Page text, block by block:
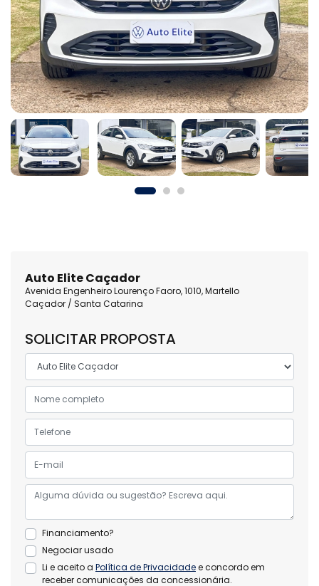
Auto Elite Caçador
Avenida Engenheiro Lourenço Faoro, 1010, Martello
Caçador / Santa Catarina
SOLICITAR PROPOSTA
Financiamento?
Negociar usado
Li e aceito a Política de Privacidadee concordo em
receber comunicações da concessionária.